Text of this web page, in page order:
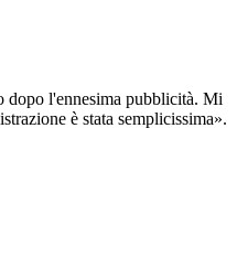
dopo l'ennesima pubblicità. Mi
è stata semplicissima».